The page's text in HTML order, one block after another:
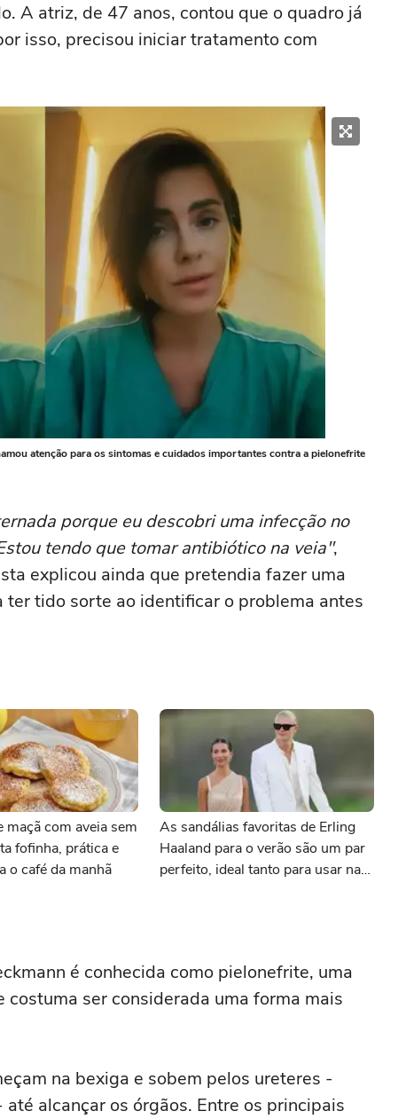
A atriz, de 47 anos, contou que o quadro já
isso, precisou iniciar tratamento com
atenção para os sintomas e cuidados importantes contra a pielonefrite
porque eu descobri uma infecção no
tendo que tomar antibiótico na veia",
explicou ainda que pretendia fazer uma
tido sorte ao identificar o problema antes
maçã com aveia sem
fofinha, prática e
o café da manhã
As sandálias favoritas de Erling
Haaland para o verão são um par
perfeito, ideal tanto para usar na
é conhecida como pielonefrite, uma
ser considerada uma forma mais
na bexiga e sobem pelos ureteres -
alcançar os órgãos. Entre os principais